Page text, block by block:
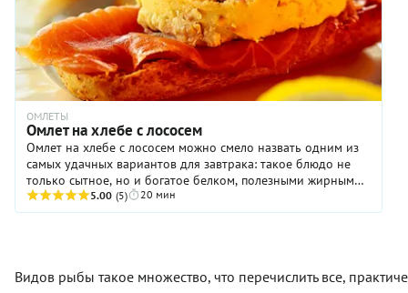
ОМЛЕТЫ
Омлет на хлебе с лососем
Омлет на хлебе с лососем можно смело назвать одним из
самых удачных вариантов для завтрака: такое блюдо не
только сытное, но и богатое белком, полезными жирными
кислотами, в том числе Омега-3. Дополните бутерброды
свежими овощами или фруктами, чашкой кофе, и утро
времени, ни желания. Ну а чтобы все получилось, как надо,
5.00 (5) 20 мин
Видов рыбы такое множество, что перечислить все,